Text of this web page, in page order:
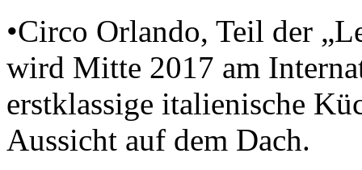
•Circo Orlando, Teil der
wird Mitte 2017 am
erstklassige italienische
Aussicht auf dem Dach.